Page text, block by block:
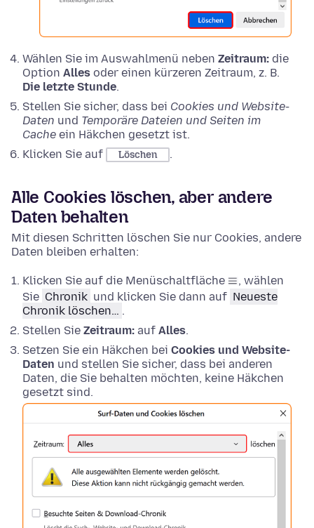
Wählen Sie im Auswahlmenü neben Zeitraum: die
Option Alles oder einen kürzeren Zeitraum, z. B.
Die letzte Stunde.
Stellen Sie sicher, dass bei Cookies und Website-
Daten und Temporäre Dateien und Seiten im
Cache ein Häkchen gesetzt ist.
Klicken Sie auf
Löschen .
Alle Cookies löschen, aber andere
Daten behalten
Mit diesen Schritten löschen Sie nur Cookies, andere
Daten bleiben erhalten:
Klicken Sie auf die Menüschaltfläche
, wählen
Sie Chronik und klicken Sie dann auf Neueste
Chronik löschen… .
Stellen Sie Zeitraum: auf Alles.
Setzen Sie ein Häkchen bei Cookies und Website-
Daten und stellen Sie sicher, dass bei anderen
Daten, die Sie behalten möchten, keine Häkchen
gesetzt sind.